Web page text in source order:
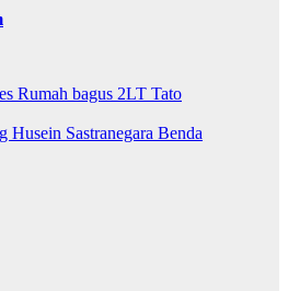
Rumah bagus 2LT Tato
Husein Sastranegara Benda